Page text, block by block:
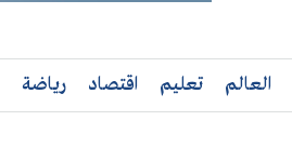
العالم تعليم اقتصاد رياضة